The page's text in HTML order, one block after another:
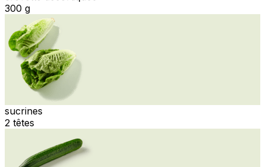
300 g
sucrines
2 têtes